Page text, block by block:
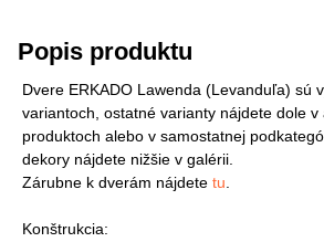
Popis produktu
Dvere ERKADO Lawenda (Levanduľa) sú
variantoch, ostatné varianty nájdete dole v
produktoch alebo v samostatnej
dekory nájdete nižšie v galérii.
Zárubne k dverám nájdete tu
Konštrukcia: